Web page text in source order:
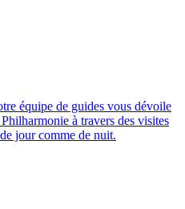
équipe de guides vous dévoile
à travers des visites
jour comme de nuit.